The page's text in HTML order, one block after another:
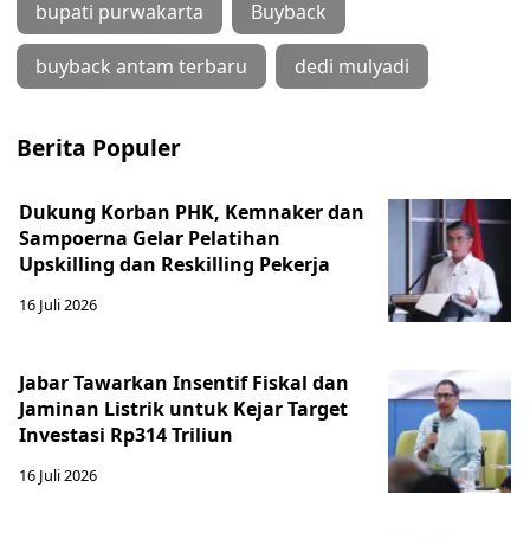
bupati purwakarta Buyback
buyback antam terbaru dedi mulyadi
Berita Populer
Dukung Korban PHK, Kemnaker dan
Sampoerna Gelar Pelatihan
Upskilling dan Reskilling Pekerja
16 Juli 2026
Jabar Tawarkan Insentif Fiskal dan
Jaminan Listrik untuk Kejar Target
Investasi Rp314 Triliun
16 Juli 2026